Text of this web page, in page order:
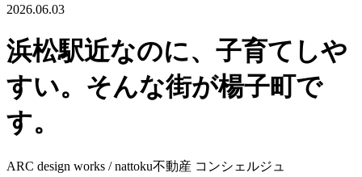
2026.06.03
浜松駅近なのに、子育てしや
すい。そんな街が楊子町で
す。
ARC design works / nattoku不動産 コンシェルジュ